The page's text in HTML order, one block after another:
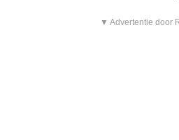
▼ Advertentie door